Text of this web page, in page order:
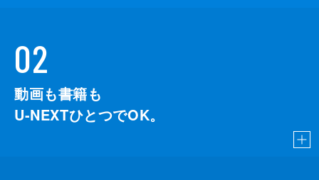
02
動画も書籍も
U-NEXTひとつでOK。